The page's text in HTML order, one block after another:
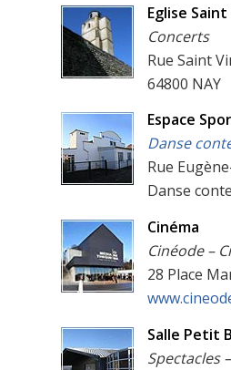
Eglise
Concerts
Rue Saint
64800 NAY
Espace
Danse
Rue
Danse
Cinéma
Cinéode –
28 Place
Salle Petit
Spectacles